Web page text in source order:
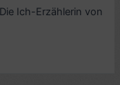
Ich-Erzählerin von